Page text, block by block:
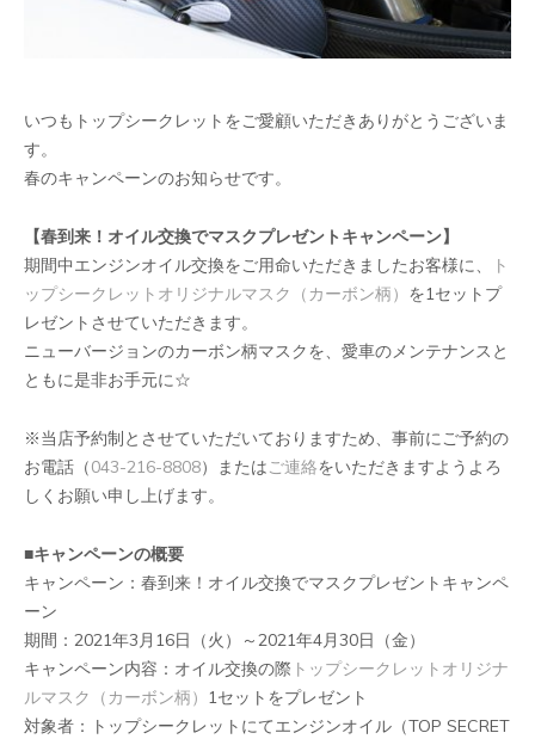
いつもトップシークレットをご愛顧いただきありがとうございま
す。
春のキャンペーンのお知らせです。
【春到来！オイル交換でマスクプレゼントキャンペーン】
期間中エンジンオイル交換をご用命いただきましたお客様に、
ト
ップシークレットオリジナルマスク（カーボン柄） を1セットプ
レゼントさせていただきます。
ニューバージョンのカーボン柄マスクを、愛車のメンテナンスと
ともに是非お手元に☆
※当店予約制とさせていただいておりますため、事前にご予約の
お電話（043-216-8808）またはご連絡をいただきますようよろ
しくお願い申し上げます。
■キャンペーンの概要
キャンペーン：春到来！オイル交換でマスクプレゼントキャンペ
ーン
期間：2021年3月16日（火）～2021年4月30日（金）
キャンペーン内容：オイル交換の際 トップシークレットオリジナ
ルマスク（カーボン柄） 1セットをプレゼント
対象者：トップシークレットにてエンジンオイル（TOP SECRET